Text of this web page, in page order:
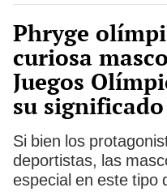
Phryge
curiosa
Juegos
su significado
Si bien los
deportistas, las
especial en este tipo